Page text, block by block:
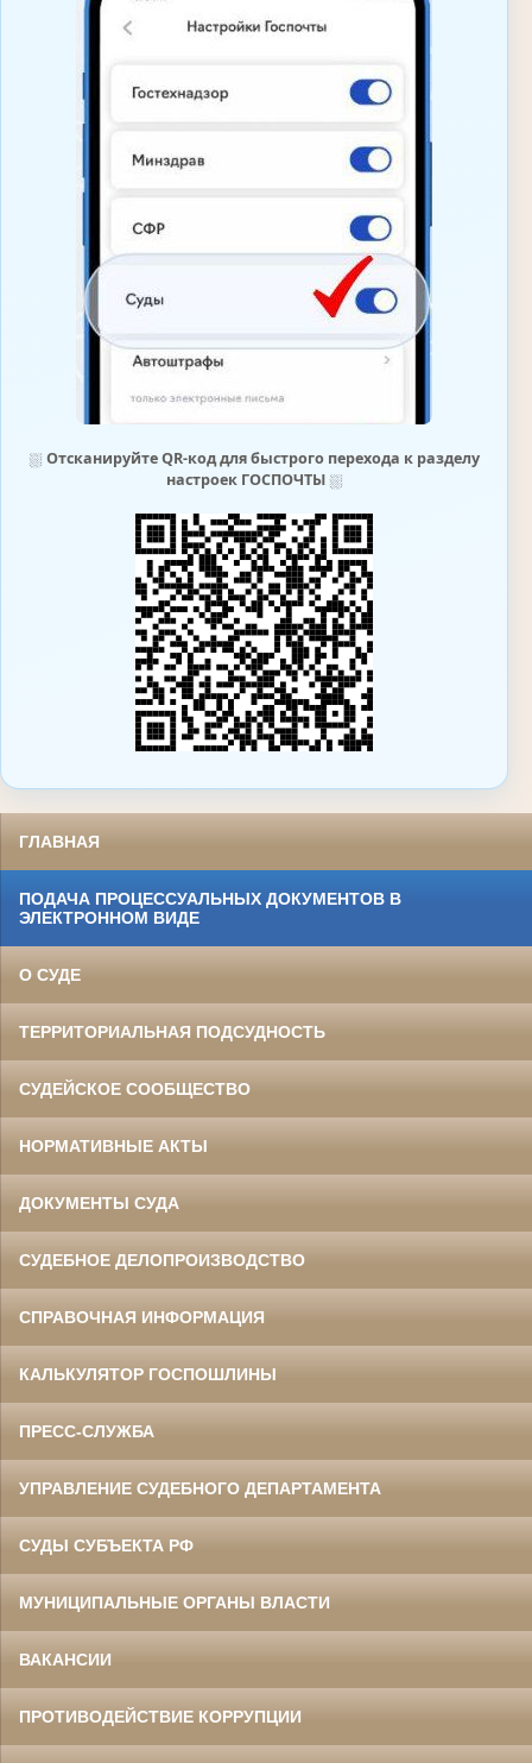
⛆ Отсканируйте QR-код для быстрого перехода к разделу
настроек ГОСПОЧТЫ⛆
ГЛАВНАЯ
ПОДАЧА ПРОЦЕССУАЛЬНЫХ ДОКУМЕНТОВ В
ЭЛЕКТРОННОМ ВИДЕ
О СУДЕ
ТЕРРИТОРИАЛЬНАЯ ПОДСУДНОСТЬ
СУДЕЙСКОЕ СООБЩЕСТВО
НОРМАТИВНЫЕ АКТЫ
ДОКУМЕНТЫ СУДА
СУДЕБНОЕ ДЕЛОПРОИЗВОДСТВО
СПРАВОЧНАЯ ИНФОРМАЦИЯ
КАЛЬКУЛЯТОР ГОСПОШЛИНЫ
ПРЕСС-СЛУЖБА
УПРАВЛЕНИЕ СУДЕБНОГО ДЕПАРТАМЕНТА
СУДЫ СУБЪЕКТА РФ
МУНИЦИПАЛЬНЫЕ ОРГАНЫ ВЛАСТИ
ВАКАНСИИ
ПРОТИВОДЕЙСТВИЕ КОРРУПЦИИ